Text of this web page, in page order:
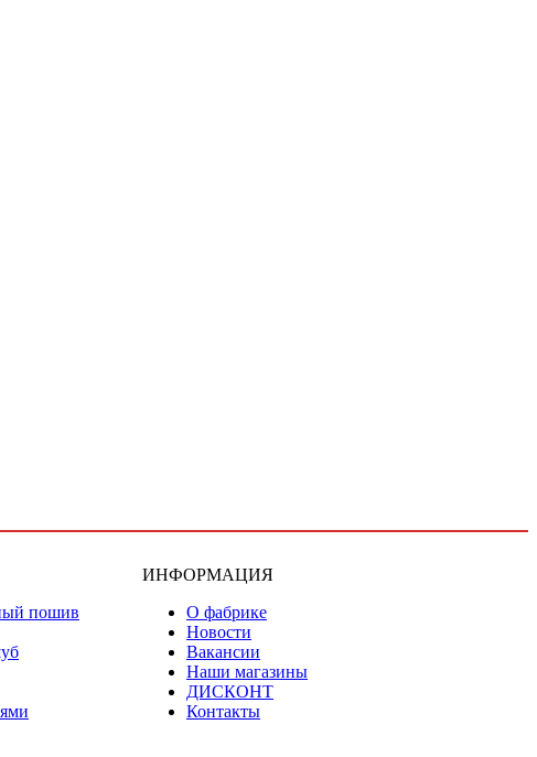
пошив
ИНФОРМАЦИЯ
О фабрике
Новости
Вакансии
Наши магазины
ДИСКОНТ
Контакты